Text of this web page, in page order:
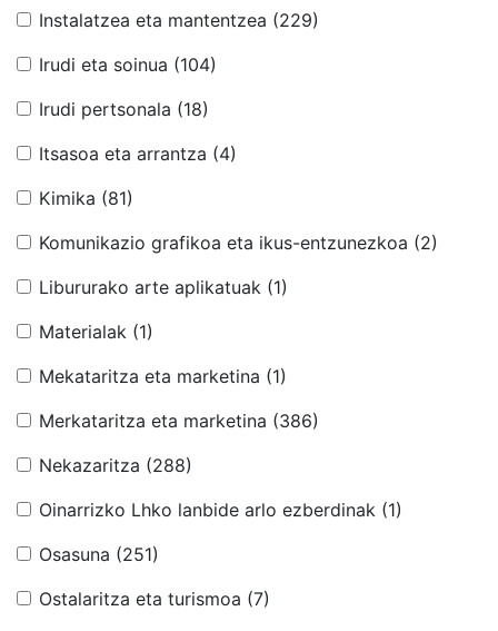
Instalatzea eta mantentzea (229)
Irudi eta soinua (104)
Irudi pertsonala (18)
Itsasoa eta arrantza (4)
Kimika (81)
Komunikazio grafikoa eta ikus-entzunezkoa (2)
Libururako arte aplikatuak (1)
Materialak (1)
Mekataritza eta marketina (1)
Merkataritza eta marketina (386)
Nekazaritza (288)
Oinarrizko Lhko lanbide arlo ezberdinak (1)
Osasuna (251)
Ostalaritza eta turismoa (7)